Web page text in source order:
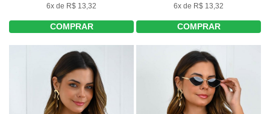
6x de R$ 13,32
COMPRAR
6x de R$ 13,32
COMPRAR